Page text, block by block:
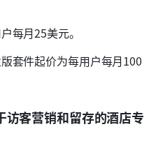
每月25美元。
套件起价为每用户每月100
客营销和留存的酒店专